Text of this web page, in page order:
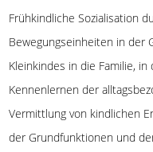
Frühkindliche Sozialisation
Bewegungseinheiten in der
Kleinkindes in die Familie,
Kennenlernen der
Vermittlung von kindlichen
der Grundfunktionen und